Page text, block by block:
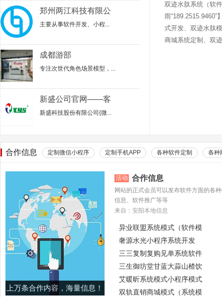
郑州两江科技有限公
主要从事‌软件开发、小程...
成都游部
专注次世代角色场景模型，...
新盛公司官网——客
务平台
新盛科技股份有限公司{微...
双迹水肽系统（软
雨“189.2515.9460”
式开发、双迹水肽
商城系统定制、双
合作信息 定制微信小程序 定制手机APP 各种软件定制 各种
上万条合作内容，海量信息！
活动 合作信息
网站的正式会员可以发布软件方面的各
信息、软件推广等等
来自：安阳本地信息
异业联盟系统模式（软件模
奢源水光小程序系统开发
三三复制复购见单系统软件
三生御坊堂甘蓝大蒜山楂饮
艾暖昕系统模式小程序模式
双轨直销商城模式（系统模